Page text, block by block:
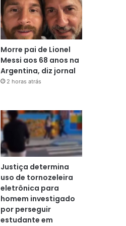
Morre pai de Lionel
Messi aos 68 anos na
Argentina, diz jornal
2 horas atrás
Justiça determina
uso de tornozeleira
eletrônica para
homem investigado
por perseguir
estudante em